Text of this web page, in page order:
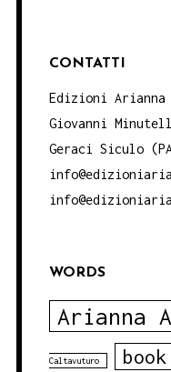
CONTATTI
Edizioni
Giovanni
Geraci Siculo
WORDS
Arianna
Caltavuturo